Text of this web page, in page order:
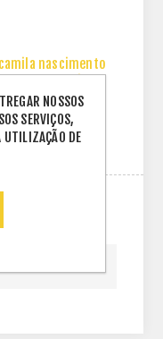
camila nascimento
NOSSOS
SERVIÇOS,
UTILIZAÇÃO DE